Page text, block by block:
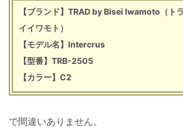
【ブランド】TRAD by Bisei Iwamoto（ト
イイワモト）
【モデル名】Intercrus
【型番】TRB-2505
【カラー】C2
で間違いありません。